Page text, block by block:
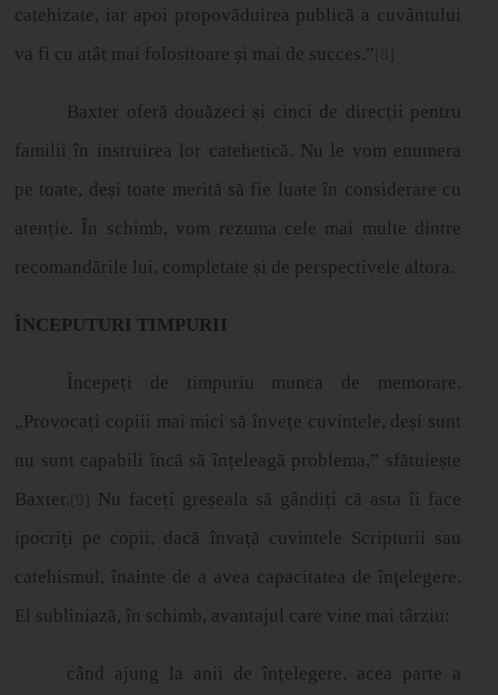
catehizate, iar apoi propovăduirea publică a cuvântului
va fi cu atât mai folositoare și mai de succes.”
Baxter oferă douăzeci și cinci de direcții pentru
familii în instruirea lor catehetică . Nu le vom enumera
pe toate, deși toate merită să fie luate în considerare cu
atenție. În schimb, vom rezuma cele mai multe dintre
recomandările lui, completate și de perspectivele altora.
ÎNCEPUTURI TIMPURII
Începeți de timpuriu munca de memorare.
„ Provocați copiii mai mici să învețe cuvintele, deși sunt
nu sunt capabili încă să înțeleagă problema,” sfătuiește
Baxter.
Nu faceți greșeala să gândiți că asta îi face
ipocriți pe copii, dacă învață cuvintele Scripturii sau
catehismul, înainte de a avea capacitatea de înţelegere.
El subliniază, în schimb, avantajul care vine mai târziu:
când ajung la anii de înțelegere, acea parte a